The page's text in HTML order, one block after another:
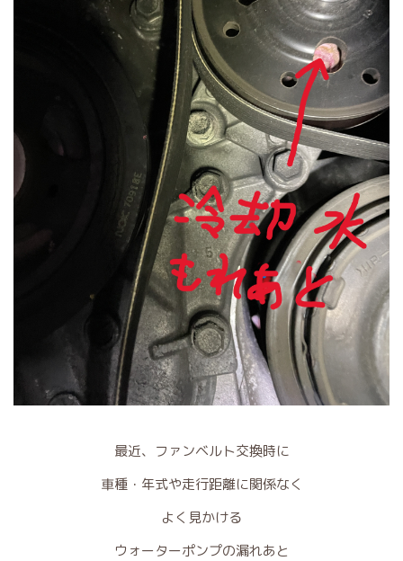
最近、ファンベルト交換時に
車種・年式や走行距離に関係なく
よく見かける
ウォーターポンプの漏れあと